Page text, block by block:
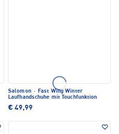
Salomon · Fast Wing Winter
Laufhandschuhe mit Touchfunktion
€ 49,99